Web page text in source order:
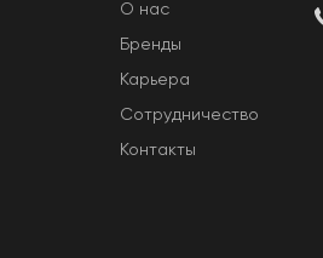
O нас
Бренды
Карьера
Сотрудничество
Контакты